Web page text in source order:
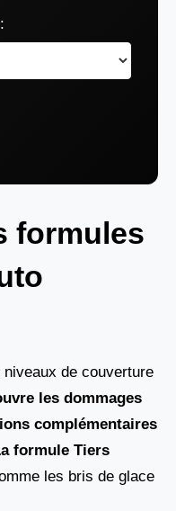
formules
de couverture
les dommages
complémentaires
formule Tiers
les bris de glace